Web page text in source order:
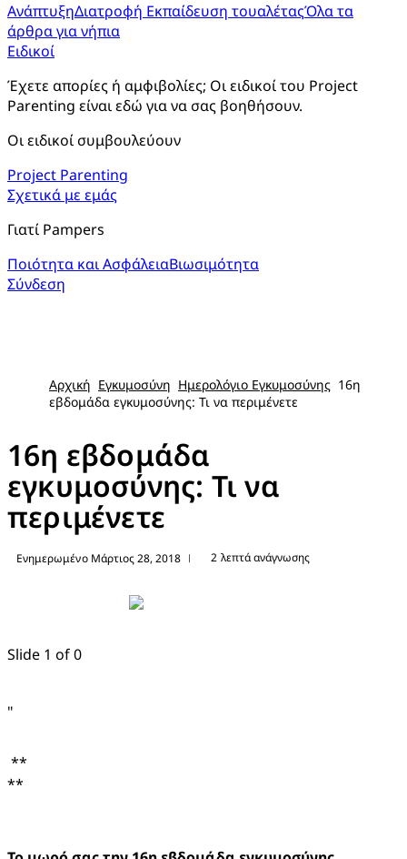
ΑνάπτυξηΔιατροφή Εκπαίδευση τουαλέταςΌλα τα
άρθρα για νήπια
Ειδικοί
Έχετε απορίες ή αμφιβολίες; Οι ειδικοί του Project
Parenting είναι εδώ για να σας βοηθήσουν.
Οι ειδικοί συμβουλεύουν
Project Parenting
Σχετικά με εμάς
Γιατί Pampers
Ποιότητα και ΑσφάλειαΒιωσιμότητα
Σύνδεση
Αρχική Εγκυμοσύνη Ημερολόγιο Εγκυμοσύνης 16η
εβδομάδα εγκυμοσύνης: Τι να περιμένετε
16η εβδομάδα
εγκυμοσύνης: Τι να
περιμένετε
Ενημερωμένο Μάρτιος 28, 2018 | 2 λεπτά ανάγνωσης
Slide 1 of 0
"
**
**